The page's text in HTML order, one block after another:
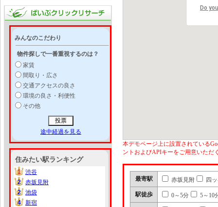
みんなのこだわり
物件探しで一番重視するのは？
家賃
間取り・広さ
交通アクセスの良さ
環境の良さ・利便性
その他
途中経過を見る
住みたい駅ランキング
1
1
渋谷
2
2
赤坂見附
2
2
池袋
4
4
新宿
Do
本デモページ上に設置されている
ントおよびAPIキーをご用意いただ
最寄駅 赤坂見附 四
駅徒歩 0～5分 5～10